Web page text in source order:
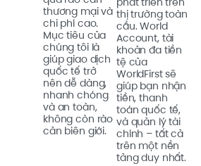
thương mại và
chi phí cao.
Mục tiêu của
chúng tôi là
giúp giao dịch
quốc tế trở
nên dễ dàng,
nhanh chóng
và an toàn,
không còn rào
cản biên giới.
thị trường toàn
cầu. World
Account, tài
khoản đa tiền
tệ của
WorldFirst sẽ
giúp bạn nhận
tiền, thanh
toán quốc tế,
và quản lý tài
chính – tất cả
trên một nền
tảng duy nhất.